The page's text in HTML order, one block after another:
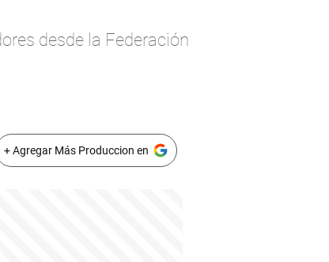
desde la Federación
+ Agregar Más Produccion en